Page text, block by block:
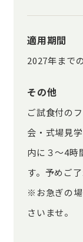
適用期間
2027年まで
その他
ご試食付の
会・式場見
内に３～4時
す。予めご
※お急ぎの
さいませ。